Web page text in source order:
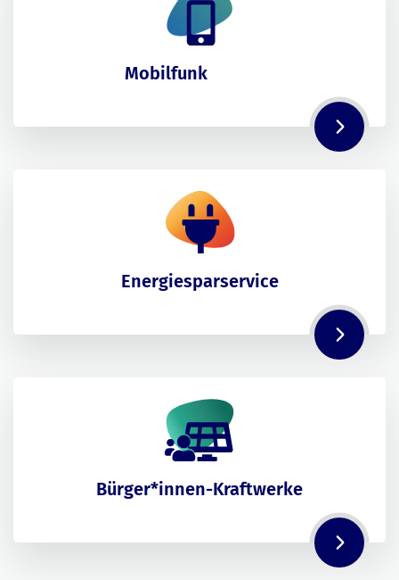
Mobilfunk
Energiesparservice
Bürger*innen-Kraftwerke